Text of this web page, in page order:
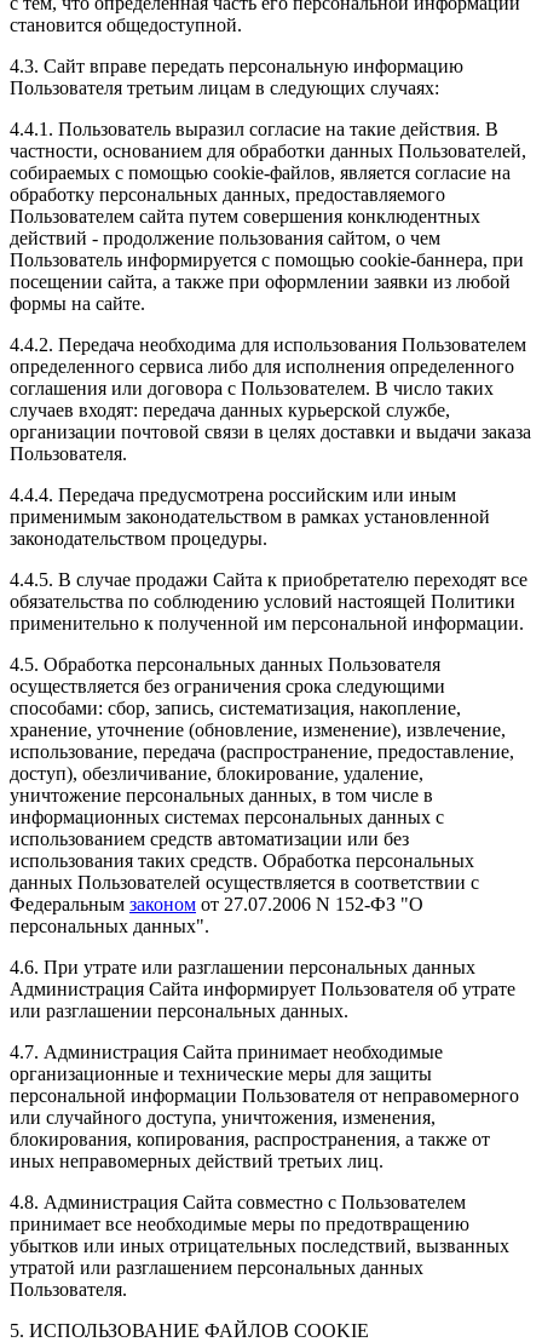
становится общедоступной.
4.3. Сайт вправе передать персональную информацию
Пользователя третьим лицам в следующих случаях:
4.4.1. Пользователь выразил согласие на такие действия. В
частности, основанием для обработки данных Пользователей,
собираемых с помощью cookie-файлов, является согласие на
обработку персональных данных, предоставляемого
Пользователем сайта путем совершения конклюдентных
действий - продолжение пользования сайтом, о чем
Пользователь информируется с помощью cookie-баннера, при
посещении сайта, а также при оформлении заявки из любой
формы на сайте.
4.4.2. Передача необходима для использования Пользователем
определенного сервиса либо для исполнения определенного
соглашения или договора с Пользователем. В число таких
случаев входят: передача данных курьерской службе,
организации почтовой связи в целях доставки и выдачи заказа
Пользователя.
4.4.4. Передача предусмотрена российским или иным
применимым законодательством в рамках установленной
законодательством процедуры.
4.4.5. В случае продажи Сайта к приобретателю переходят все
обязательства по соблюдению условий настоящей Политики
применительно к полученной им персональной информации.
4.5. Обработка персональных данных Пользователя
осуществляется без ограничения срока следующими
способами: сбор, запись, систематизация, накопление,
хранение, уточнение (обновление, изменение), извлечение,
использование, передача (распространение, предоставление,
доступ), обезличивание, блокирование, удаление,
уничтожение персональных данных, в том числе в
информационных системах персональных данных с
использованием средств автоматизации или без
использования таких средств. Обработка персональных
данных Пользователей осуществляется в соответствии с
Федеральным законом от 27.07.2006 N 152-ФЗ "О
персональных данных".
4.6. При утрате или разглашении персональных данных
Администрация Сайта информирует Пользователя об утрате
или разглашении персональных данных.
4.7. Администрация Сайта принимает необходимые
организационные и технические меры для защиты
персональной информации Пользователя от неправомерного
или случайного доступа, уничтожения, изменения,
блокирования, копирования, распространения, а также от
иных неправомерных действий третьих лиц.
4.8. Администрация Сайта совместно с Пользователем
принимает все необходимые меры по предотвращению
убытков или иных отрицательных последствий, вызванных
утратой или разглашением персональных данных
Пользователя.
5. ИСПОЛЬЗОВАНИЕ ФАЙЛОВ COOKIE